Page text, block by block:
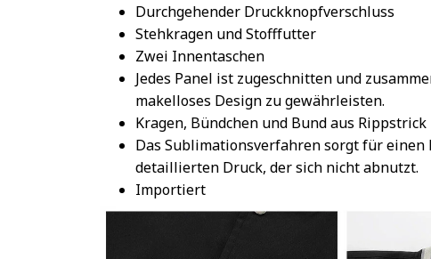
Durchgehender Druckknopfverschluss
Stehkragen und Stofffutter
Zwei Innentaschen
Jedes Panel ist zugeschnitten und
makelloses Design zu gewährleisten.
Kragen, Bündchen und Bund aus Rippstrick
Das Sublimationsverfahren sorgt für einen
detaillierten Druck, der sich nicht abnutzt.
Importiert